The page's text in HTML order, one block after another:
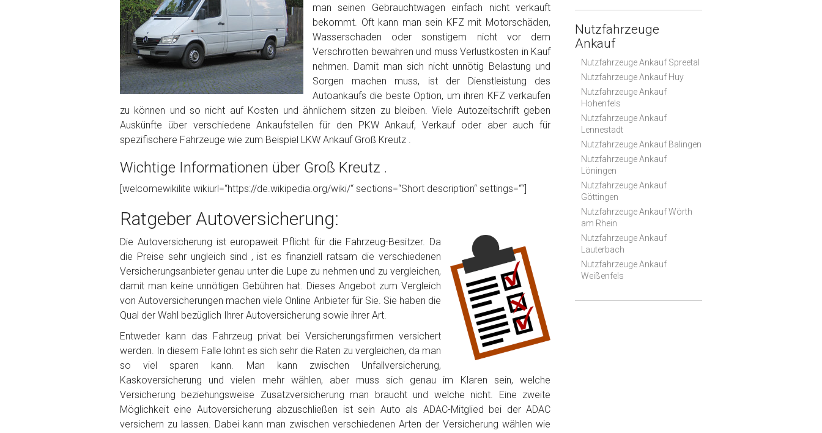
Name*
Telefon*
Email
PLZ und Ort
Foto Nr. 1
Foto Nr. 2
Foto Nr. 3
Sonstiges
man seinen Gebrauchtwagen einfach nicht verkauft
bekommt. Oft kann man sein KFZ mit Motorschäden,
Wasserschaden oder sonstigem nicht vor dem
Verschrotten bewahren und muss Verlustkosten in Kauf
nehmen. Damit man sich nicht unnötig Belastung und
Sorgen machen muss, ist der Dienstleistung des
Autoankaufs die beste Option, um ihren KFZ verkaufen
zu können und so nicht auf Kosten und ähnlichem sitzen zu bleiben. Viele Autozeitschrift geben
Auskünfte über verschiedene Ankaufstellen für den PKW Ankauf, Verkauf oder aber auch für
spezifischere Fahrzeuge wie zum Beispiel LKW Ankauf Groß Kreutz .
Wichtige Informationen über Groß Kreutz .
[welcomewikilite wikiurl=“https://de.wikipedia.org/wiki/“ sections=“Short description“ settings=““]
Ratgeber Autoversicherung:
Die Autoversicherung ist europaweit Pflicht für die Fahrzeug-Besitzer. Da
die Preise sehr ungleich sind , ist es finanziell ratsam die verschiedenen
Versicherungsanbieter genau unter die Lupe zu nehmen und zu vergleichen,
damit man keine unnötigen Gebühren hat. Dieses Angebot zum Vergleich
von Autoversicherungen machen viele Online Anbieter für Sie. Sie haben die
Qual der Wahl bezüglich Ihrer Autoversicherung sowie ihrer Art.
Entweder kann das Fahrzeug privat bei Versicherungsfirmen versichert
werden. In diesem Falle lohnt es sich sehr die Raten zu vergleichen, da man
so viel sparen kann. Man kann zwischen Unfallversicherung,
Kaskoversicherung und vielen mehr wählen, aber muss sich genau im Klaren sein, welche
Versicherung beziehungsweise Zusatzversicherung man braucht und welche nicht. Eine zweite
Möglichkeit eine Autoversicherung abzuschließen ist sein Auto als ADAC-Mitglied bei der ADAC
versichern zu lassen. Dabei kann man zwischen verschiedenen Arten der Versicherung wählen wie
Nutzfahrzeuge
Ankauf
Nutzfahrzeuge Ankauf Spreetal
Nutzfahrzeuge Ankauf Huy
Nutzfahrzeuge Ankauf
Hohenfels
Nutzfahrzeuge Ankauf
Lennestadt
Nutzfahrzeuge Ankauf Balingen
Nutzfahrzeuge Ankauf
Löningen
Nutzfahrzeuge Ankauf
Göttingen
Nutzfahrzeuge Ankauf Wörth
am Rhein
Nutzfahrzeuge Ankauf
Lauterbach
Nutzfahrzeuge Ankauf
Weißenfels